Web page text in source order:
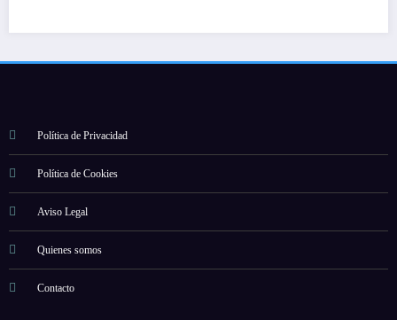
Política de Privacidad
Política de Cookies
Aviso Legal
Quienes somos
Contacto